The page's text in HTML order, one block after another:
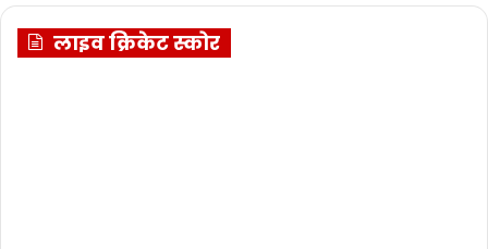
लाइव क्रिकेट स्कोर